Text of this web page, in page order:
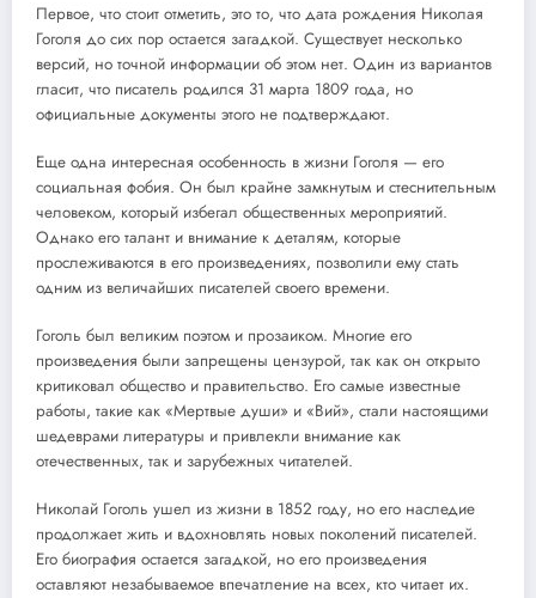
Первое, что стоит отметить, это то, что дата рождения Николая
Гоголя до сих пор остается загадкой. Существует несколько
версий, но точной информации об этом нет. Один из вариантов
гласит, что писатель родился 31 марта 1809 года, но
официальные документы этого не подтверждают.
Еще одна интересная особенность в жизни Гоголя — его
социальная фобия. Он был крайне замкнутым и стеснительным
человеком, который избегал общественных мероприятий.
Однако его талант и внимание к деталям, которые
прослеживаются в его произведениях, позволили ему стать
одним из величайших писателей своего времени.
Гоголь был великим поэтом и прозаиком. Многие его
произведения были запрещены цензурой, так как он открыто
критиковал общество и правительство. Его самые известные
работы, такие как «Мертвые души» и «Вий», стали настоящими
шедеврами литературы и привлекли внимание как
отечественных, так и зарубежных читателей.
Николай Гоголь ушел из жизни в 1852 году, но его наследие
продолжает жить и вдохновлять новых поколений писателей.
Его биография остается загадкой, но его произведения
оставляют незабываемое впечатление на всех, кто читает их.